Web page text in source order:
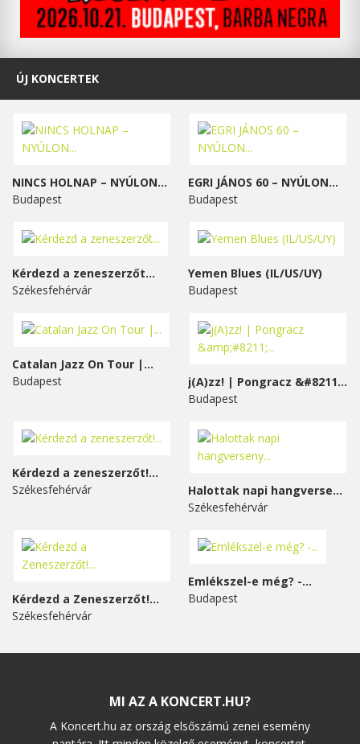
ÚJ KONCERTEK
NINCS HOLNAP – NYÚLON...
Budapest
EGRI JÁNOS 60 – NYÚLON...
Budapest
Kérdezd a zeneszerzőt...
Székesfehérvár
Yemen Blues (IL/US/UY)
Budapest
Catalan Jazz On Tour |...
Budapest
j(A)zz! | Pongracz &#8211;...
Budapest
Kérdezd a zeneszerzőt!...
Székesfehérvár
Halottak napi hangverseny...
Székesfehérvár
Kérdezd a Zeneszerzőt!...
Székesfehérvár
Emlékszel-e még? -...
Budapest
MI AZ A KONCERT.HU?
A Koncert.hu az ország elsőszámú zenei esemény